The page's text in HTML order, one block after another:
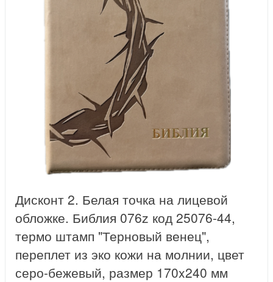
Дисконт 2. Белая точка на лицевой
обложке. Библия 076z код 25076-44,
термо штамп "Терновый венец",
переплет из эко кожи на молнии, цвет
серо-бежевый, размер 170x240 мм